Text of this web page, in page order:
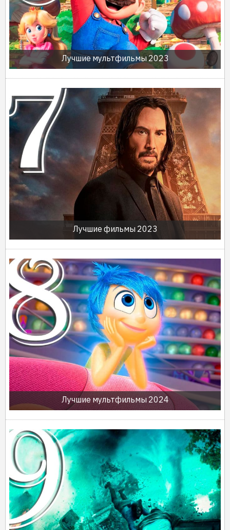
Лучшие мультфильмы 2023
Лучшие фильмы 2023
Лучшие мультфильмы 2024